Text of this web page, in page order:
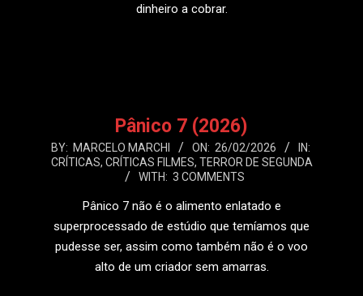
dinheiro a cobrar.
Pânico 7 (2026)
2026-
02-
BY: MARCELO MARCHI ON: 26/02/2026
IN:
CRÍTICAS, CRÍTICAS FILMES, TERROR DE SEGUNDA
WITH: 3 COMMENTS
Pânico 7 não é o alimento enlatado e
superprocessado de estúdio que temíamos que
pudesse ser, assim como também não é o voo
alto de um criador sem amarras.